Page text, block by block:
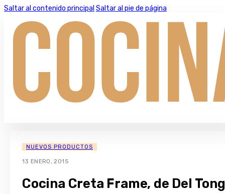
Saltar al contenido principal Saltar al pie de página
NUEVOS PRODUCTOS
13 ENERO, 2015
Cocina Creta Frame, de Del